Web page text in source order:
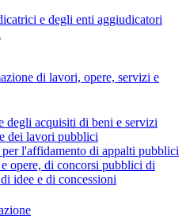
e degli enti aggiudicatori
di lavori, opere, servizi e
degli acquisiti di beni e servizi
dei lavori pubblici
l'affidamento di appalti pubblici
opere, di concorsi pubblici di
idee e di concessioni